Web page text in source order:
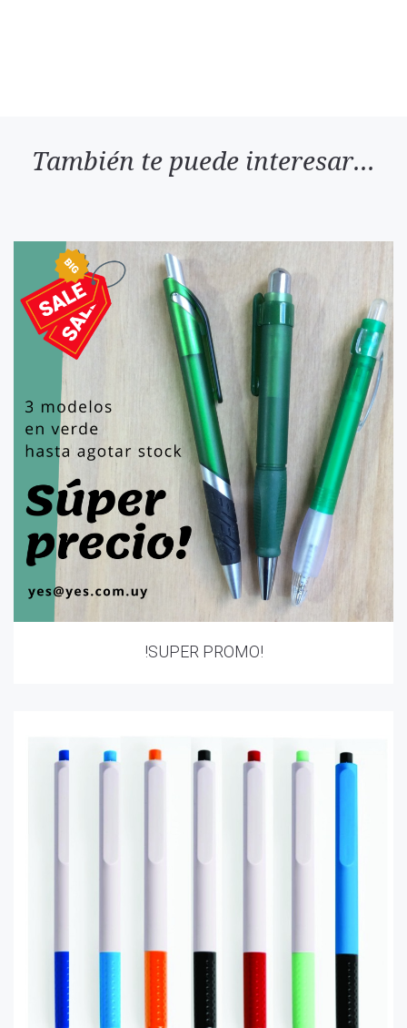
También te puede interesar...
!SUPER PROMO!